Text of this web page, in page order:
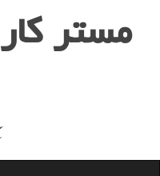
مستر كار